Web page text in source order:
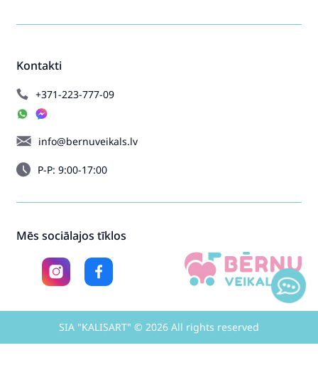
Kontakti
+371-223-777-09
info@bernuveikals.lv
P-P: 9:00-17:00
Mēs sociālajos tīklos
SIA "KALISART" © 2026 All rights reserved